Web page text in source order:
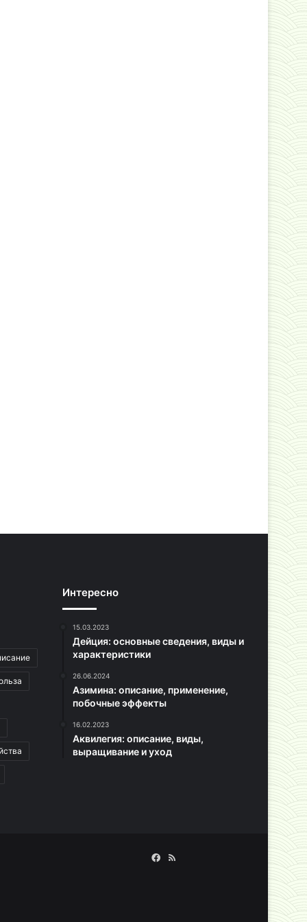
Интересно
15.03.2023
Дейция: основные сведения, виды и
характеристики
26.06.2024
Азимина: описание, применение,
побочные эффекты
16.02.2023
Аквилегия: описание, виды,
выращивание и уход
Facebook